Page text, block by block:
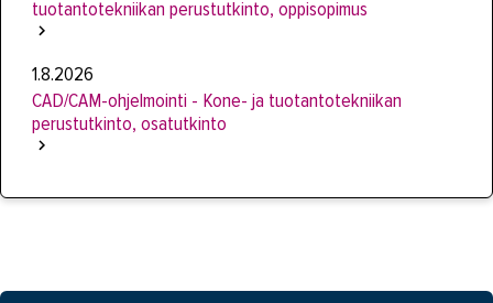
tuotantotekniikan perustutkinto, oppisopimus
1.8.2026
CAD/CAM-ohjelmointi - Kone- ja tuotantotekniikan
perustutkinto, osatutkinto